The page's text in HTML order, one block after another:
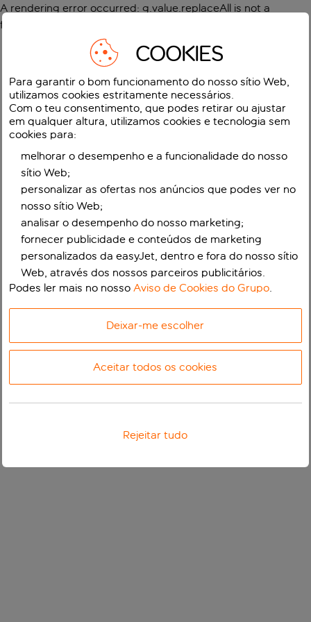
A rendering error occurred: g.value.replaceAll is not a
function
COOKIES
Para garantir o bom funcionamento do nosso sítio Web,
utilizamos cookies estritamente necessários.
Com o teu consentimento, que podes retirar ou ajustar
em qualquer altura, utilizamos cookies e tecnologia sem
cookies para:
melhorar o desempenho e a funcionalidade do nosso
sítio Web;
personalizar as ofertas nos anúncios que podes ver no
nosso sítio Web;
analisar o desempenho do nosso marketing;
fornecer publicidade e conteúdos de marketing
personalizados da easyJet, dentro e fora do nosso sítio
Web, através dos nossos parceiros publicitários.
Podes ler mais no nossoAviso de Cookies do Grupo.
Deixar-me escolher
Aceitar todos os cookies
Rejeitar tudo